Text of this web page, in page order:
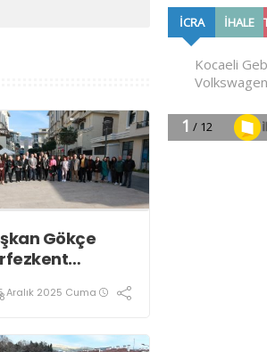
Gökçe
Aralık 2025 Cuma